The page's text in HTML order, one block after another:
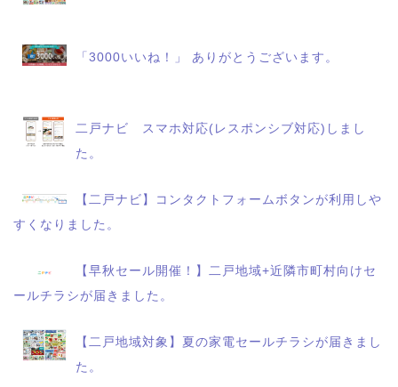
「3000いいね！」 ありがとうございます。
二戸ナビ スマホ対応(レスポンシブ対応)しまし
た。
【二戸ナビ】コンタクトフォームボタンが利用しや
すくなりました。
【早秋セール開催！】二戸地域+近隣市町村向けセ
ールチラシが届きました。
【二戸地域対象】夏の家電セールチラシが届きまし
た。